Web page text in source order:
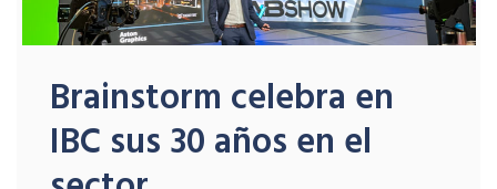
Brainstorm celebra en
IBC sus 30 años en el